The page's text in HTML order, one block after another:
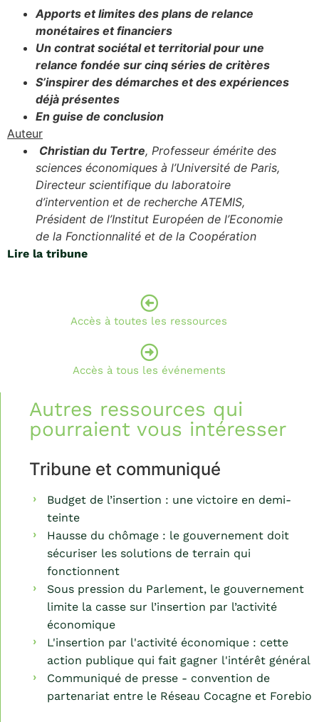
Apports et limites des plans de relance
monétaires et financiers
Un contrat sociétal et territorial pour une
relance fondée sur cinq séries de critères
S’inspirer des démarches et des expériences
déjà présentes
En guise de conclusion
Auteur
Christian du Tertre, Professeur émérite des
sciences économiques à l’Université de Paris,
Directeur scientifique du laboratoire
d’intervention et de recherche ATEMIS,
Président de l’Institut Européen de l’Economie
de la Fonctionnalité et de la Coopération
Lire la tribune
Accès à toutes les ressources
Accès à tous les événements
Autres ressources qui
pourraient vous intéresser
Tribune et communiqué
Budget de l’insertion : une victoire en demi-
teinte
Hausse du chômage : le gouvernement doit
sécuriser les solutions de terrain qui
fonctionnent
Sous pression du Parlement, le gouvernement
limite la casse sur l’insertion par l’activité
économique
L'insertion par l'activité économique : cette
action publique qui fait gagner l'intérêt général
Communiqué de presse - convention de
partenariat entre le Réseau Cocagne et Forebio